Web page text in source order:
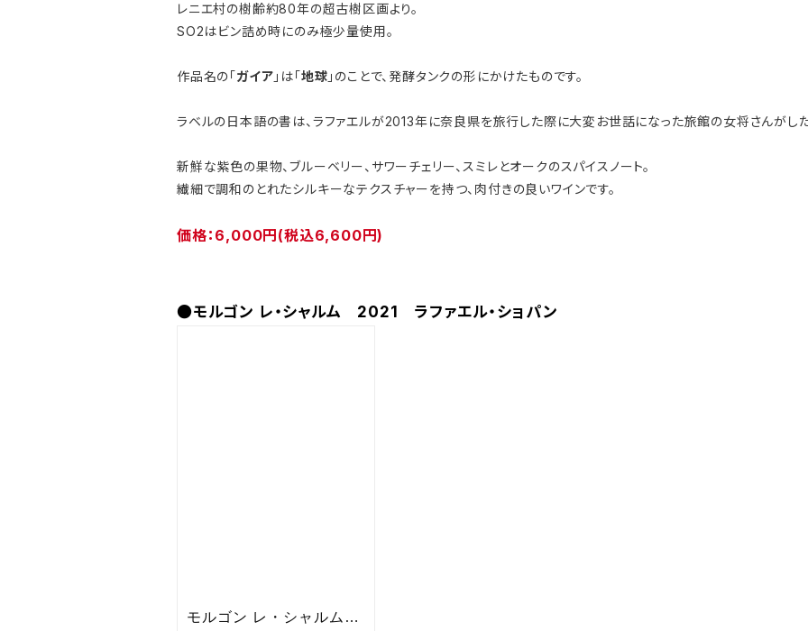
レニエ村の樹齢約80年の超古樹区画より。
SO2はビン詰め時にのみ極少量使用。
作品名の「ガイア 」は「地球 」のことで、発酵タンクの形にかけたものです。
ラベルの日本語の書は、ラファエルが2013年に奈良県を旅行した際に大変お世話になった旅館の女将さんがした
新鮮な紫色の果物、ブルーベリー、サワーチェリー、スミレとオークのスパイスノート。
繊細で調和のとれたシルキーなテクスチャーを持つ、肉付きの良いワインです。
価格：6,000円(税込6,600円)
●モルゴン レ・シャルム 2021 ラファエル・ショパン